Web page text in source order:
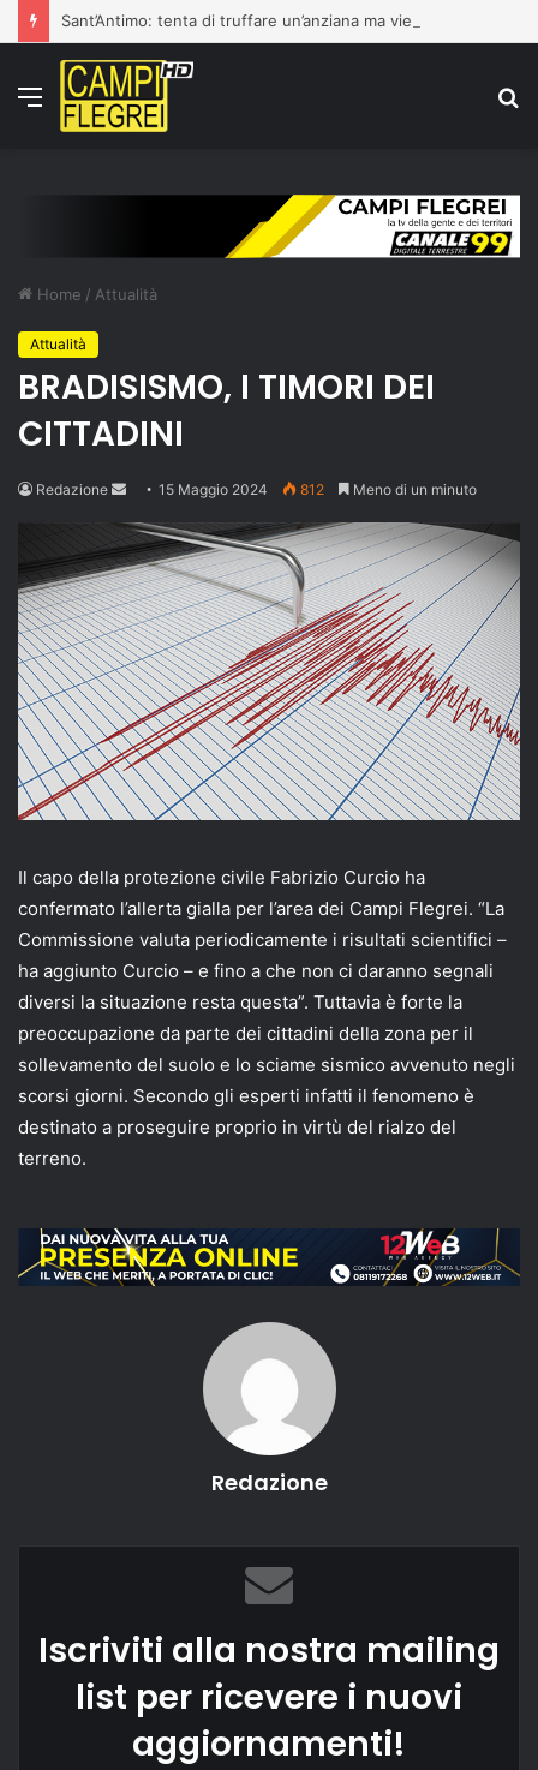
Menu
Home / Attualità
Attualità
BRADISISMO, I TIMORI DEI
CITTADINI
Redazione
Send
email
15 Maggio 2024 812 Meno di un minuto
Il capo della protezione civile Fabrizio Curcio ha
confermato l’allerta gialla per l’area dei Campi Flegrei. “La
Commissione valuta periodicamente i risultati scientifici –
ha aggiunto Curcio – e fino a che non ci daranno segnali
diversi la situazione resta questa”. Tuttavia è forte la
preoccupazione da parte dei cittadini della zona per il
sollevamento del suolo e lo sciame sismico avvenuto negli
scorsi giorni. Secondo gli esperti infatti il fenomeno è
destinato a proseguire proprio in virtù del rialzo del
terreno.
Redazione
Iscriviti alla nostra mailing
list per ricevere i nuovi
aggiornamenti!